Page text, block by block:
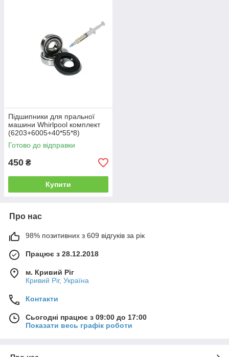
Підшипники для пральної
машини Whirlpool комплект
(6203+6005+40*55*8)
Готово до відправки
450 ₴
Купити
Про нас
98% позитивних з 609 відгуків за рік
Працює з 28.12.2018
м. Кривий Ріг
Кривий Ріг, Україна
Контакти
Сьогодні працює з 09:00 до 17:00
Показати весь графік роботи